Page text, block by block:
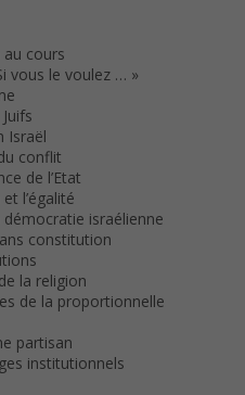
cours
vous le voulez … »
Israël
conflit
de l’Etat
l’égalité
démocratie israélienne
constitution
la religion
de la proportionnelle
partisan
institutionnels